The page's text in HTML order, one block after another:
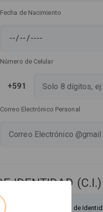
Fecha de Nacimiento
Número de Celular
+591
Correo Electrónico Personal
IDENTIDAD (C.I.)
en su Documento de